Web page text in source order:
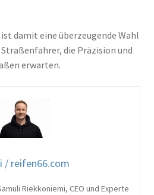
damit eine überzeugende Wahl
die Präzision und
erwarten.
/ reifen66.com
Riekkoniemi, CEO und Experte